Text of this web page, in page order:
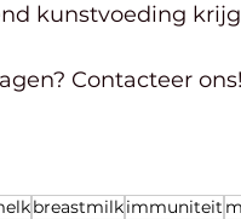
kunstvoeding
Contacteer ons!
breastmilkimmuniteit